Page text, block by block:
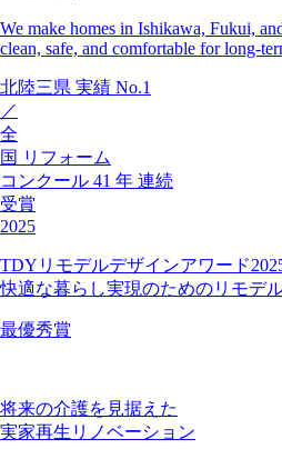
We make homes in Ishikawa, Fukui,
clean, safe, and comfortable for long-
北陸三県 実績 No.1
／
全
国 リフォーム
コンクール 41 年 連続
受賞
2025
TDYリモデルデザインアワード
快適な暮らし実現のためのリモデ
最優秀賞
将来の介護を見据えた
実家再生リノベーション